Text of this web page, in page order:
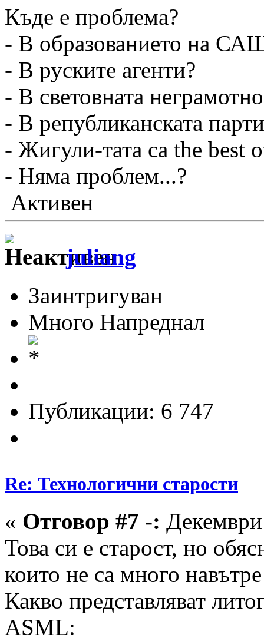
Къде е проблема?
- В образованието на
- В руските агенти?
- В световната
- В републиканската
- Жигули-тата са the best
- Няма проблем...?
Активен
juliang
Заинтригуван
Много Напреднал
Публикации: 6 747
Re: Технологични старости
« Отговор #7 -:
Това си е старост, но
които не са много
Какво представляват
ASML: